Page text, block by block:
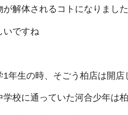
が解体されるコトになりました
いですね
1年生の時、そごう柏店は開店
学校に通っていた河合少年は